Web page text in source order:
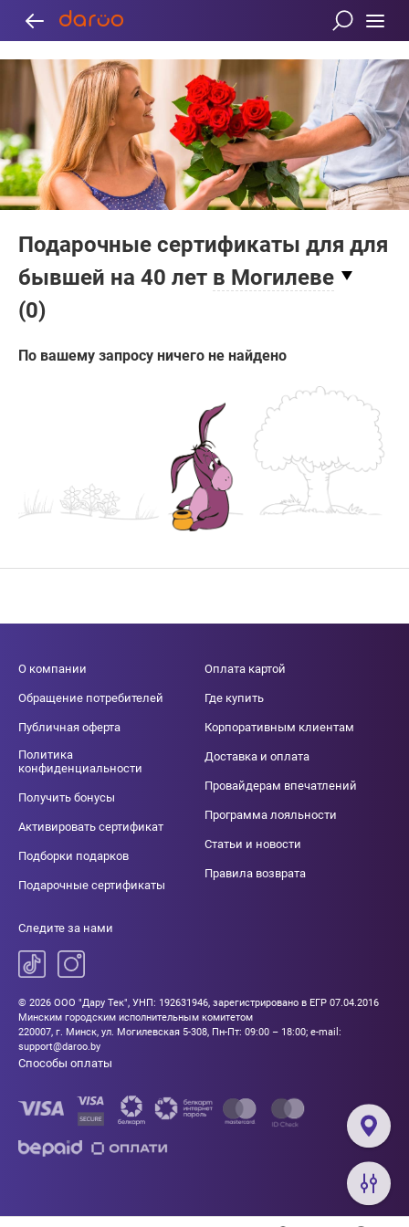
Подарочные сертификаты для для
бывшей на 40 лет в Могилеве
(0)
По вашему запросу ничего не найдено
О компании
Обращение потребителей
Публичная оферта
Политика
конфиденциальности
Получить бонусы
Активировать сертификат
Подборки подарков
Подарочные сертификаты
Оплата картой
Где купить
Корпоративным клиентам
Доставка и оплата
Провайдерам впечатлений
Программа лояльности
Статьи и новости
Правила возврата
Следите за нами
© 2026 ООО "Дару Тек", УНП: 192631946, зарегистрировано в ЕГР 07.04.2016
Минским городским исполнительным комитетом
220007, г. Минск, ул. Могилевская 5-308, Пн-Пт: 09:00 – 18:00; e-mail:
support@daroo.by
Способы оплаты